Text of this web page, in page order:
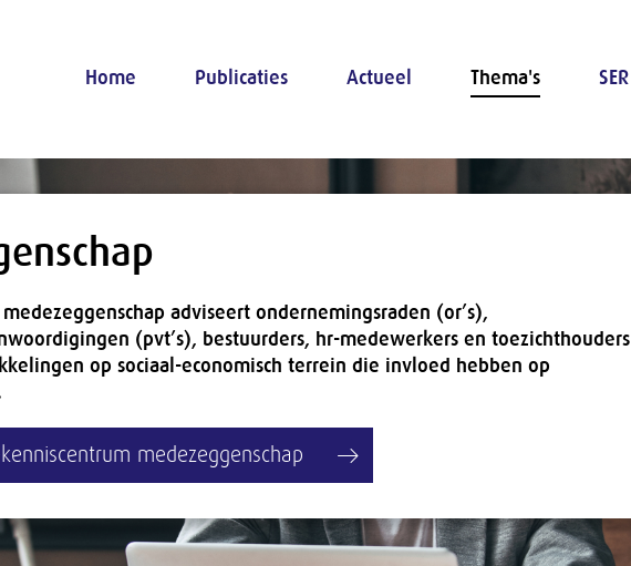
Home Publicaties Actueel Thema's SER
adviseert ondernemingsraden (or’s),
(pvt’s), bestuurders, hr-medewerkers en toezichthouders
op sociaal-economisch terrein die invloed hebben op
medezeggenschap